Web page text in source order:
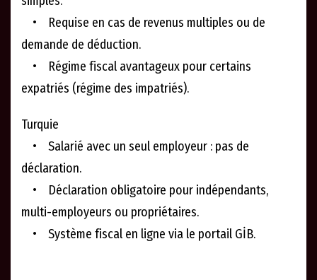
• Requise en cas de revenus multiples ou de
demande de déduction.
• Régime fiscal avantageux pour certains
expatriés (régime des impatriés).
Turquie
• Salarié avec un seul employeur : pas de
déclaration.
• Déclaration obligatoire pour indépendants,
multi-employeurs ou propriétaires.
• Système fiscal en ligne via le portail GİB.